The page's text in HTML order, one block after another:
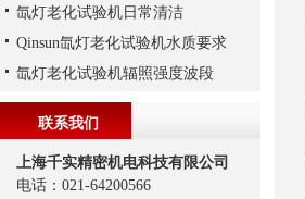
氙灯老化试验机日常清洁
Qinsun氙灯老化试验机水质要求
氙灯老化试验机辐照强度波段
联系我们
上海千实精密机电科技有限公司
电话：021-64200566